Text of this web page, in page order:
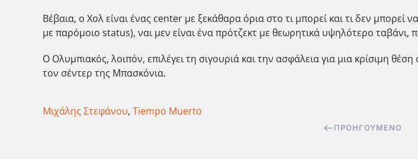
Βέβαια, ο Χολ είναι ένας center με ξεκάθαρα όρια στο τι μπορεί και τι δεν
με παρόμοιο status), ναι μεν είναι ένα πρότζεκτ με θεωρητικά υψηλότερο
Ο Ολυμπιακός, λοιπόν, επιλέγει τη σιγουριά και την ασφάλεια για μια κρίσιμη
τον σέντερ της Μπασκόνια.
Μιχάλης Στεφάνου, Tiempo Muerto
ΠΡΟΗΓΟΎΜΕΝΟ